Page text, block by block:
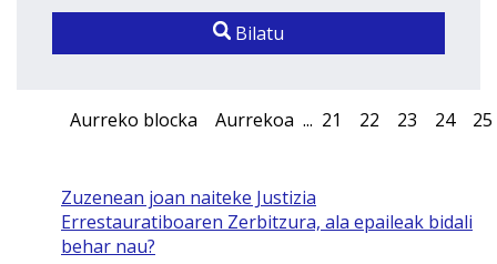
Bilatu
Aurreko blocka Aurrekoa ... 21 22 23 24 25
Zuzenean joan naiteke Justizia
Errestauratiboaren Zerbitzura, ala epaileak bidali
behar nau?